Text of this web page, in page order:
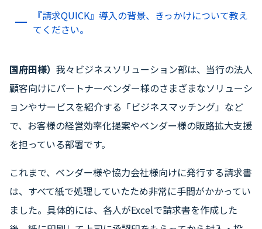
『請求QUICK』導入の背景、きっかけについて教え
てください。
国府田様） 我々ビジネスソリューション部は、当行の法人
顧客向けにパートナーベンダー様のさまざまなソリューシ
ョンやサービスを紹介する「ビジネスマッチング」など
で、お客様の経営効率化提案やベンダー様の販路拡大支援
を担っている部署です。
これまで、ベンダー様や協力会社様向けに発行する請求書
は、すべて紙で処理していたため非常に手間がかかってい
ました。具体的には、各人がExcelで請求書を作成した